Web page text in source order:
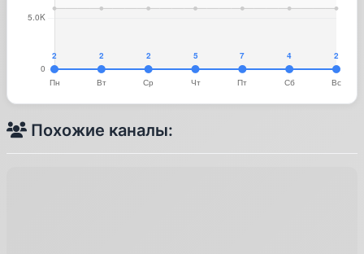
Похожие каналы: